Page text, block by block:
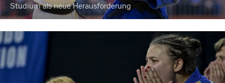
Studium als neue Herausforderung